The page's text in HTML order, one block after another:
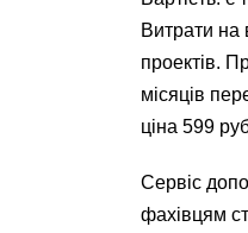
Витрати на
проектів.
місяців
ціна 599
Сервіс
фахівцям